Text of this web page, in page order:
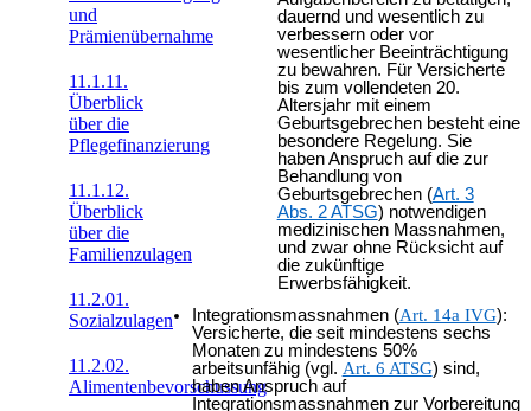
und
Prämienübernahme
11.1.11.
Überblick
über die
Pflegefinanzierung
11.1.12.
Überblick
über die
Familienzulagen
11.2.01.
Sozialzulagen
11.2.02.
Alimentenbevorschussung
dauernd und wesentlich zu
verbessern oder vor
wesentlicher Beeinträchtigung
zu bewahren. Für Versicherte
bis zum vollendeten 20.
Altersjahr mit einem
Geburtsgebrechen besteht eine
besondere Regelung. Sie
haben Anspruch auf die zur
Behandlung von
Geburtsgebrechen (Art. 3
Abs. 2 ATSG) notwendigen
medizinischen Massnahmen,
und zwar ohne Rücksicht auf
die zukünftige
Erwerbsfähigkeit.
Integrationsmassnahmen (Art. 14a IVG):
Versicherte, die seit mindestens sechs
Monaten zu mindestens 50%
arbeitsunfähig (vgl. Art. 6 ATSG) sind,
haben Anspruch auf
Integrationsmassnahmen zur Vorbereitung